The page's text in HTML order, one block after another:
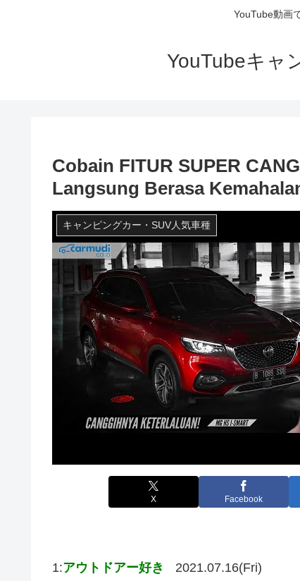
YouTube動画
YouTubeキャ
Cobain FITUR SUPER
Langsung Berasa
キャンピングカー・SUV人気車種
X Facebook
1:アウトドアー好き 2021.07.16(Fri)